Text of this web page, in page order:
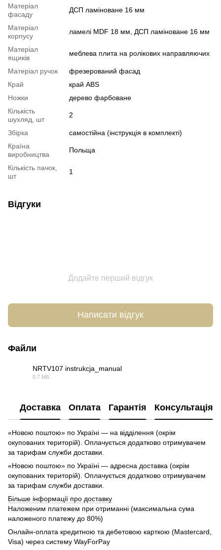
Матеріал
фасаду
ДСП ламіноване 16 мм
Матеріал
корпусу
ламелі MDF 18 мм, ДСП ламіноване 16 мм
Матеріал
ящиків
меблева плита на ролікових направляючих
Матеріал ручок
фрезерований фасад
Край
край ABS
Ножки
дерево фарбоване
Кількість
шухляд, шт
2
Збірка
самостійна (інструкція в комплекті)
Країна
виробництва
Польща
Кількість пачок,
шт
1
Відгуки
Додайте перший відгук
Написати відгук
Файли
NRTV107 instrukcja_manual
0.7 МБ
Доставка Оплата Гарантія Консультація
«Новою поштою» по Україні — на відділення (окрім
окупованих територій). Оплачується додатково отримувачем
за тарифам служби доставки.
«Новою поштою» по Україні — адресна доставка (окрім
окупованих територій). Оплачується додатково отримувачем
за тарифам служби доставки.
Більше інформації про доставку
Наложеним платежем при отриманні (максимальна сума
наложеного платежу до 80%)
Онлайн-оплата кредитною та дебетовою карткою (Mastercard,
Visa) через систему WayForPay